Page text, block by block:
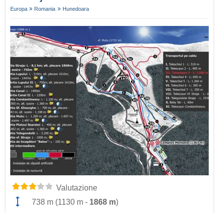
Europa Romania Hunedoara
Valutazione
738 m (1130 m - 1868 m)